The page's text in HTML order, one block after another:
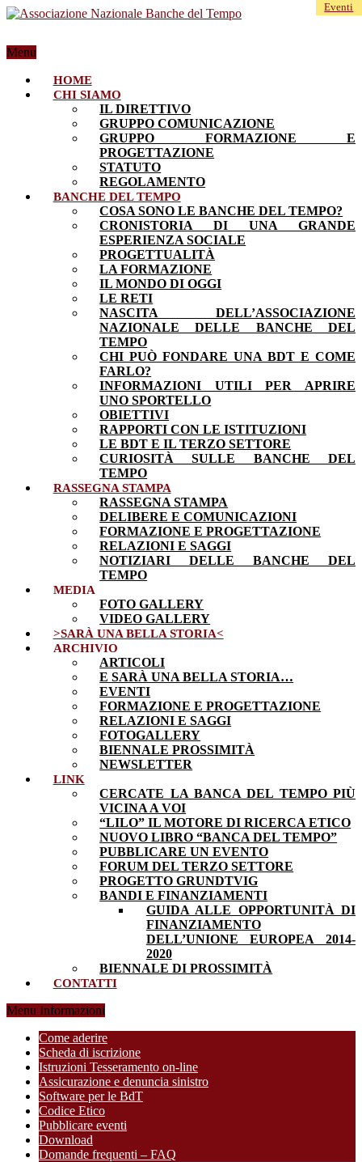
Menu
HOME
CHI SIAMO
IL DIRETTIVO
GRUPPO COMUNICAZIONE
GRUPPO FORMAZIONE E
PROGETTAZIONE
STATUTO
REGOLAMENTO
BANCHE DEL TEMPO
COSA SONO LE BANCHE DEL TEMPO?
CRONISTORIA DI UNA GRANDE
ESPERIENZA SOCIALE
PROGETTUALITÀ
LA FORMAZIONE
IL MONDO DI OGGI
LE RETI
NASCITA DELL’ASSOCIAZIONE
NAZIONALE DELLE BANCHE DEL
TEMPO
CHI PUÒ FONDARE UNA BDT E COME
FARLO?
INFORMAZIONI UTILI PER APRIRE
UNO SPORTELLO
OBIETTIVI
RAPPORTI CON LE ISTITUZIONI
LE BDT E IL TERZO SETTORE
CURIOSITÀ SULLE BANCHE DEL
TEMPO
RASSEGNA STAMPA
RASSEGNA STAMPA
DELIBERE E COMUNICAZIONI
FORMAZIONE E PROGETTAZIONE
RELAZIONI E SAGGI
NOTIZIARI DELLE BANCHE DEL
TEMPO
MEDIA
FOTO GALLERY
VIDEO GALLERY
>SARÀ UNA BELLA STORIA<
ARCHIVIO
ARTICOLI
E SARÀ UNA BELLA STORIA…
EVENTI
FORMAZIONE E PROGETTAZIONE
RELAZIONI E SAGGI
FOTOGALLERY
BIENNALE PROSSIMITÀ
NEWSLETTER
LINK
CERCATE LA BANCA DEL TEMPO PIÙ
VICINA A VOI
“LILO” IL MOTORE DI RICERCA ETICO
NUOVO LIBRO “BANCA DEL TEMPO”
PUBBLICARE UN EVENTO
FORUM DEL TERZO SETTORE
PROGETTO GRUNDTVIG
BANDI E FINANZIAMENTI
GUIDA ALLE OPPORTUNITÀ DI
FINANZIAMENTO
DELL’UNIONE EUROPEA 2014-
2020
BIENNALE DI PROSSIMITÀ
CONTATTI
Menu Informazioni
Come aderire
Scheda di iscrizione
Istruzioni Tesseramento on-line
Assicurazione e denuncia sinistro
Software per le BdT
Codice Etico
Pubblicare eventi
Download
Domande frequenti – FAQ
Eventi